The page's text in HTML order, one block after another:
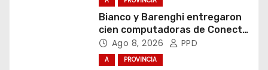
Bianco y Barenghi entregaron
cien computadoras de Conectar
Igualdad Bonaerense
Ago 8, 2026 PPD
A PROVINCIA